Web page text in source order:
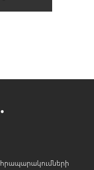
հրապարակումների